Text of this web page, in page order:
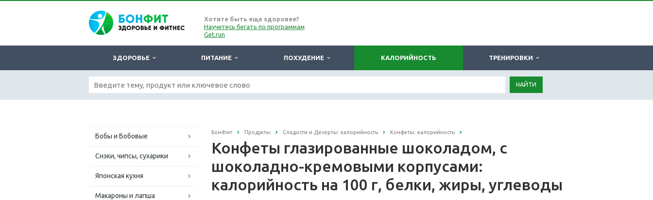
Хотите быть еще здоровее?
Научитесь бегать по программам
Get.run
ЗДОРОВЬЕ ПИТАНИЕ ПОХУДЕНИЕ КАЛОРИЙНОСТЬ ТРЕНИРОВКИ
НАЙТИ
Бобы и Бобовые
Снэки, чипсы, сухарики
Японская кухня
Макароны и лапша
БонФит Продукты Сладости и Десерты: калорийность Конфеты: калорийность
Конфеты глазированные шоколадом, с
шоколадно-кремовыми корпусами:
калорийность на 100 г, белки, жиры, углеводы